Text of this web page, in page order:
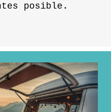
posible.